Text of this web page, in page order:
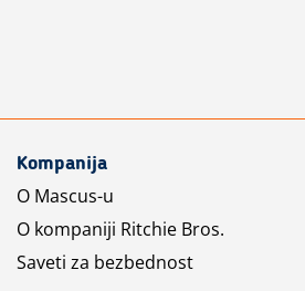
Kompanija
O Mascus-u
O kompaniji Ritchie Bros.
Saveti za bezbednost